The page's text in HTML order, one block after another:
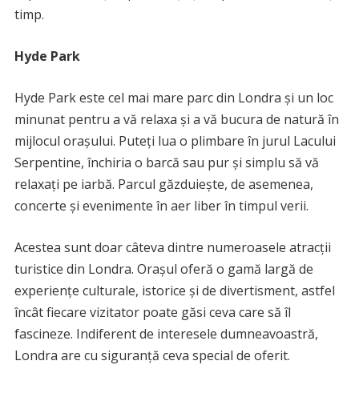
timp.
Hyde Park
Hyde Park este cel mai mare parc din Londra și un loc
minunat pentru a vă relaxa și a vă bucura de natură în
mijlocul orașului. Puteți lua o plimbare în jurul Lacului
Serpentine, închiria o barcă sau pur și simplu să vă
relaxați pe iarbă. Parcul găzduiește, de asemenea,
concerte și evenimente în aer liber în timpul verii.
Acestea sunt doar câteva dintre numeroasele atracții
turistice din Londra. Orașul oferă o gamă largă de
experiențe culturale, istorice și de divertisment, astfel
încât fiecare vizitator poate găsi ceva care să îl
fascineze. Indiferent de interesele dumneavoastră,
Londra are cu siguranță ceva special de oferit.